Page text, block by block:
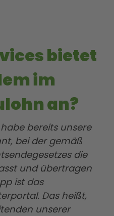
bietet
im
an?
habe bereits unsere
bei der gemäß
die
und übertragen
ist das
Das heißt,
unserer